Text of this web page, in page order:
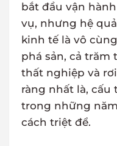
bắt đầu vận
vụ, nhưng hệ
kinh tế là vô
phá sản, cả trăm
thất nghiệp và
ràng nhất là,
trong những
cách triệt để.